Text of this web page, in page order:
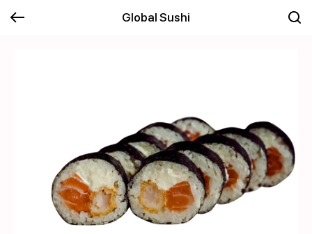
Global Sushi